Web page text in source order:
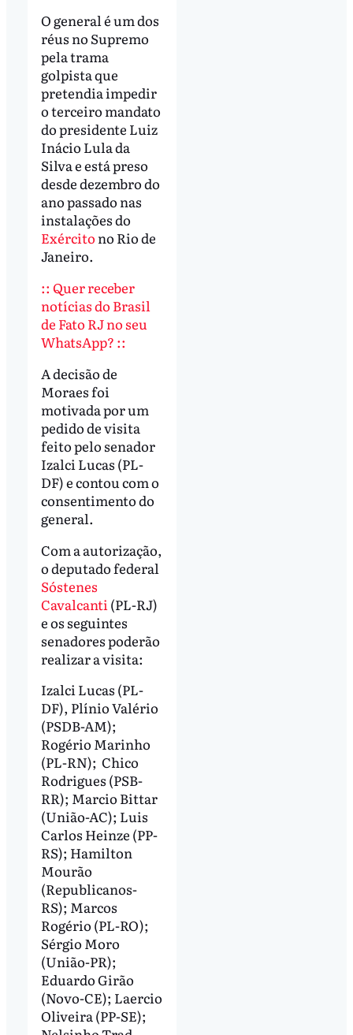
O general é um dos
réus no Supremo
pela trama
golpista que
pretendia impedir
o terceiro mandato
do presidente Luiz
Inácio Lula da
Silva e está preso
desde dezembro do
ano passado nas
instalações do
Exército no Rio de
Janeiro.
:: Quer receber
notícias do Brasil
de Fato RJ no seu
WhatsApp? ::
A decisão de
Moraes foi
motivada por um
pedido de visita
feito pelo senador
Izalci Lucas (PL-
DF) e contou com o
consentimento do
general.
Com a autorização,
o deputado federal
Sóstenes
Cavalcanti (PL-RJ)
e os seguintes
senadores poderão
realizar a visita:
Izalci Lucas (PL-
DF), Plínio Valério
(PSDB-AM);
Rogério Marinho
(PL-RN); Chico
Rodrigues (PSB-
RR); Marcio Bittar
(União-AC); Luis
Carlos Heinze (PP-
RS); Hamilton
Mourão
(Republicanos-
RS); Marcos
Rogério (PL-RO);
Sérgio Moro
(União-PR);
Eduardo Girão
(Novo-CE); Laercio
Oliveira (PP-SE);